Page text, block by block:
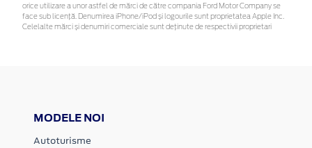
orice utilizare a unor astfel de mărci de către compania Ford Motor Company se
face sub licență. Denumirea iPhone/iPod și logourile sunt proprietatea Apple Inc.
Celelalte mărci și denumiri comerciale sunt deținute de respectivii proprietari
MODELE NOI
Autoturisme